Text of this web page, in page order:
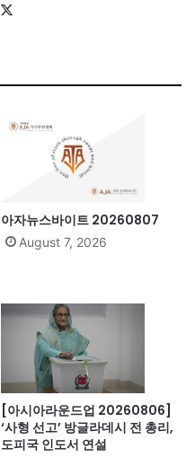
Fa
아자뉴스바이트 20260807
August 7, 2026
[아시아라운드업 20260806]
‘사형 선고’ 방글라데시 전 총리,
도피국 인도서 연설